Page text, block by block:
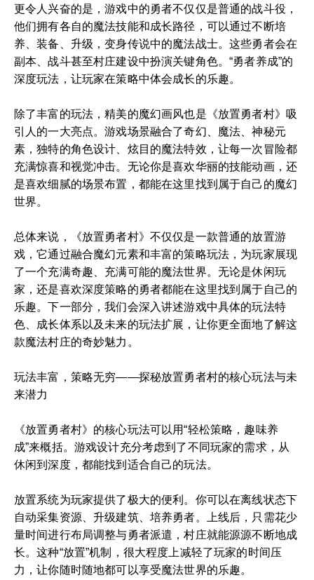
更令人兴奋的是，游戏中的勇者不仅仅是普通的战斗役，
他们拥有各自的魔法技能和成长路径，可以通过不断培
养、装备、升级，变身传说中的魔法战士。这些勇者会在
副本、战斗甚至村庄建设中扮演关键角色。“勇者养成”的
深度玩法，让玩家在策略中体会成长的乐趣。
除了丰富的玩法，精美的魔幻画风也是《放置勇者村》吸
引人的一大亮点。游戏场景融合了奇幻、魔法、神秘元
素，独特的角色设计、炫目的魔法特效，让每一次冒险都
充满惊喜和视觉冲击。无论你是喜欢华丽的技能动画，还
是喜欢细腻的场景布置，都能在这里找到属于自己的魔幻
世界。
总体来说，《放置勇者村》不仅仅是一款普通的放置游
戏，它通过融合魔幻元素和丰富的策略玩法，为玩家展现
了一个充满奇趣、充满可能的魔法世界。无论是休闲玩
家，还是喜欢深度策略的勇者都能在这里找到属于自己的
乐趣。下一部分，我们会深入讲述游戏中具体的玩法特
色、成长体系以及未来的玩法扩展，让你更全面地了解这
款魔法村庄的奇妙魅力。
玩法丰富，策略无穷——探秘放置勇者村的核心玩法与未
来潜力
《放置勇者村》的核心玩法可以用“轻松策略，趣味养
成”来概括。游戏设计充分考虑到了不同玩家的需求，从
休闲到深度，都能找到适合自己的玩法。
放置系统为玩家提供了极大的便利。你可以在离线状态下
自动采集资源、升级建筑、培养勇者。上线后，只需花少
量时间进行布局调整与勇者派遣，村庄就能源源不断地成
长。这种“放置”机制，很大程度上减轻了玩家的时间压
力，让你随时随地都可以享受魔法世界的乐趣。